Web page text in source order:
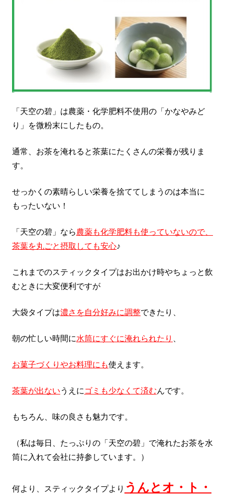
「天空の碧」は農薬・化学肥料不使用の「かなやみど
り」を微粉末にしたもの。
通常、お茶を淹れると茶葉にたくさんの栄養が残りま
す。
せっかくの素晴らしい栄養を捨ててしまうのは本当に
もったいない！
「天空の碧」なら農薬も化学肥料も使っていないので、
茶葉を丸ごと摂取しても安心♪
これまでのスティックタイプはお出かけ時やちょっと飲
むときに大変便利ですが
大袋タイプは濃さを自分好みに調整できたり、
朝の忙しい時間に水筒にすぐに淹れられたり
お菓子づくりやお料理にも使えます。
茶葉が出ない うえに ゴミも少なくて済むんです。
もちろん、味の良さも魅力です。
（私は毎日、たっぷりの「天空の碧」で淹れたお茶を水
筒に入れて会社に持参しています。）
何より、スティックタイプより うんとオ・ト・